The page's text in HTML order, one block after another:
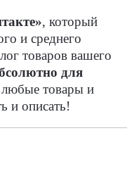
, который
и среднего
товаров вашего
для
любые товары и
и описать!